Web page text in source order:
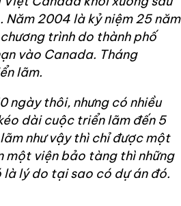
2004 là kỷ niệm 25 năm
trình do thành phố
vào Canada. Tháng
lãm.
ngày thôi, nhưng có nhiều
dài cuộc triển lãm đến 5
như vậy thì chỉ được một
một viện bảo tàng thì những
lý do tại sao có dự án đó.